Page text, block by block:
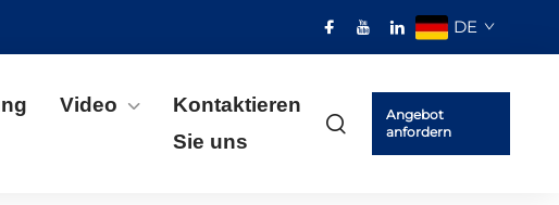
DE
Video
Kontaktieren
Sie uns
Angebot
anfordern